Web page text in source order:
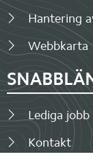
Hantering
Webbkarta
Lediga jobb
Kontakt